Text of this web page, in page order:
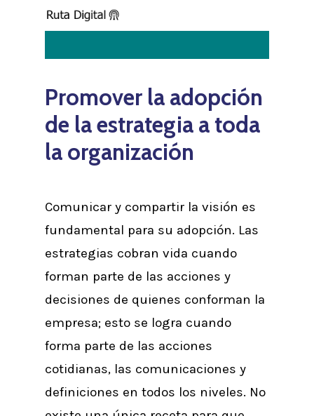
Promover la adopción
de la estrategia a toda
la organización
Comunicar y compartir la visión es
fundamental para su adopción. Las
estrategias cobran vida cuando
forman parte de las acciones y
decisiones de quienes conforman la
empresa; esto se logra cuando
forma parte de las acciones
cotidianas, las comunicaciones y
definiciones en todos los niveles. No